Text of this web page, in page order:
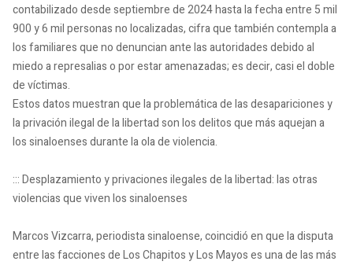
contabilizado desde septiembre de 2024 hasta la fecha entre 5 mil
900 y 6 mil personas no localizadas, cifra que también contempla a
los familiares que no denuncian ante las autoridades debido al
miedo a represalias o por estar amenazadas; es decir, casi el doble
de víctimas.
Estos datos muestran que la problemática de las desapariciones y
la privación ilegal de la libertad son los delitos que más aquejan a
los sinaloenses durante la ola de violencia.
::: Desplazamiento y privaciones ilegales de la libertad: las otras
violencias que viven los sinaloenses
Marcos Vizcarra, periodista sinaloense, coincidió en que la disputa
entre las facciones de Los Chapitos y Los Mayos es una de las más